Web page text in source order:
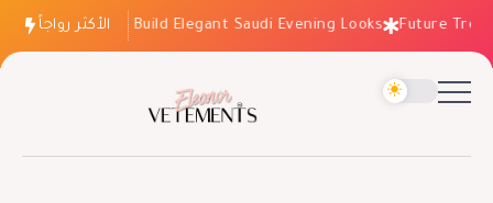
الأكثر رواجاً
How to Build Elegant Saudi Evening Looks Future